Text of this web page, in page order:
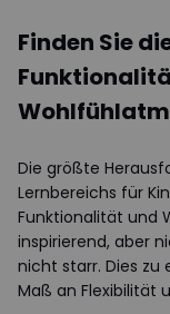
Finden Sie
Die größte
Lernbereichs für
Funktionalität und
inspirierend, aber
nicht starr. Dies zu
Maß an Flexibilität